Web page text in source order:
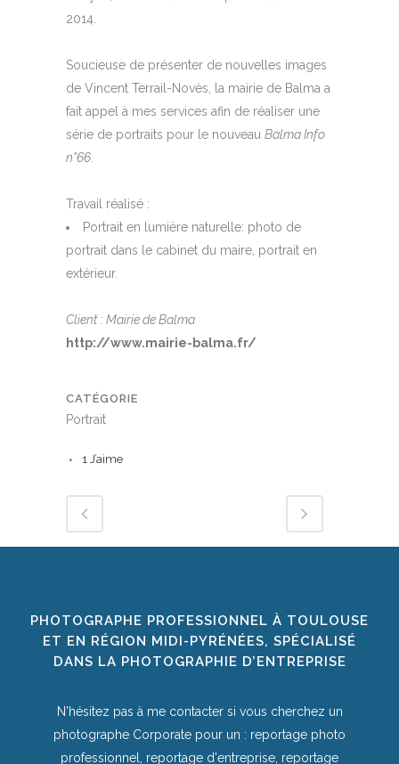
2014.
Soucieuse de présenter de nouvelles images
de Vincent Terrail-Novès, la mairie de Balma a
fait appel à mes services afin de réaliser une
série de portraits pour le nouveau Balma Info
n°66
Travail réalisé :
Portrait en lumière naturelle: photo de
portrait dans le cabinet du maire, portrait en
extérieur.
Client : Mairie de Balma
http://www.mairie-balma.fr/
CATÉGORIE
Portrait
1 J’aime
PHOTOGRAPHE PROFESSIONNEL À TOULOUSE
ET EN RÉGION MIDI-PYRÉNÉES, SPÉCIALISÉ
DANS LA PHOTOGRAPHIE D’ENTREPRISE
N'hésitez pas à me contacter si vous cherchez un
photographe Corporate pour un : reportage photo
professionnel, reportage d'entreprise, reportage